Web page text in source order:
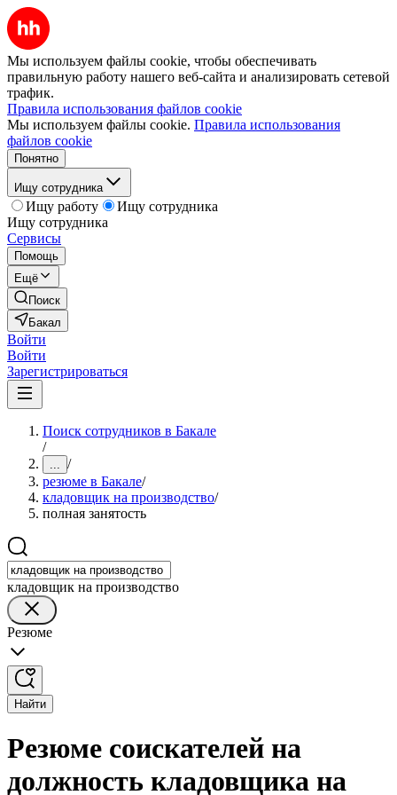
Мы используем файлы cookie, чтобы обеспечивать
правильную работу нашего веб-сайта и анализировать сетевой
трафик.
Правила использования файлов cookie
Мы используем файлы cookie. Правила использования
файлов cookie
Понятно
Ищу сотрудника
Ищу работу
Ищу сотрудника
Ищу сотрудника
Сервисы
Помощь
Ещё
Поиск
Бакал
Войти
Войти
Зарегистрироваться
Поиск сотрудников в Бакале
/
... /
резюме в Бакале/
кладовщик на производство/
полная занятость
кладовщик на производство
Резюме
Найти
Резюме соискателей на
должность кладовщика на